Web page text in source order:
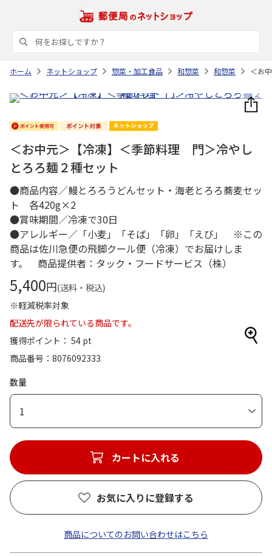
ホーム ネットショップ 惣菜・加工食品 和惣菜 和惣菜 ＜お
＜お中元＞【冷凍】＜季節料理 門＞冷やし
とろろ麺２種セット
●商品内容／鰻とろろうどんセット・海老とろろ蕎麦セッ
ト 各420g×2
●賞味期間／冷凍で30日
●アレルギー／「小麦」「そば」「卵」「えび」 ※この
商品は佐川急便の飛脚クール便（冷凍）でお届けしま
す。 商品提供者：タック・フードサービス（株）
5,400円(送料・税込)
※軽減税率対象
配送先が限られている商品です。
獲得ポイント： 54 pt
商品番号
8076092333
数量
1
カートに入れる
お気に入りに登録する
商品についてのお問い合わせはこちら